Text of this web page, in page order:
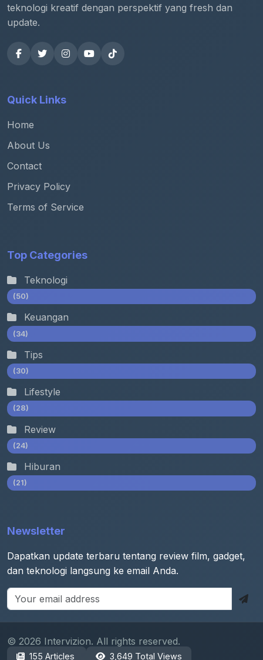
teknologi kreatif dengan perspektif yang fresh dan
update.
Quick Links
Home
About Us
Contact
Privacy Policy
Terms of Service
Top Categories
Teknologi
(50)
Keuangan
(34)
Tips
(30)
Lifestyle
(28)
Review
(24)
Hiburan
(21)
Newsletter
Dapatkan update terbaru tentang review film, gadget,
dan teknologi langsung ke email Anda.
© 2026 Intervizion. All rights reserved.
155 Articles 3,649 Total Views